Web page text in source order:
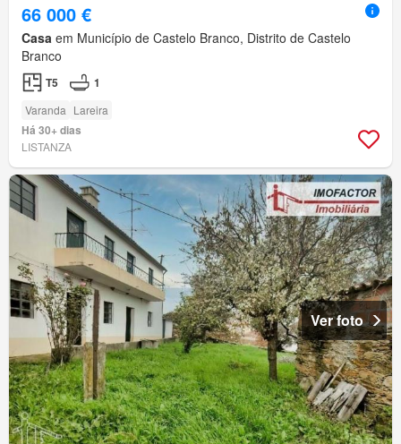
66 000 €
Casa em Município de Castelo Branco, Distrito de Castelo
Branco
T5 1
Varanda Lareira
Há 30+ dias
LISTANZA
Ver foto